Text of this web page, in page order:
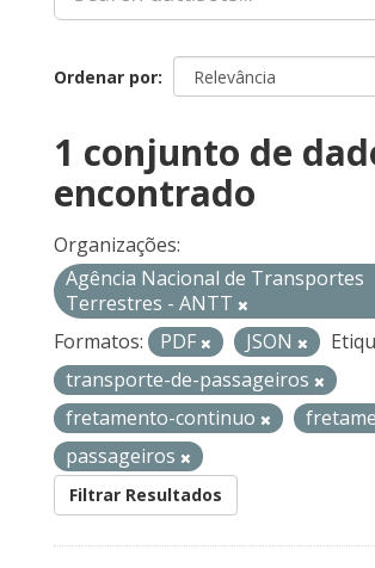
Ordenar por
1 conjunto de
encontrado
Organizações:
Agência Nacional de Transportes
Terrestres - ANTT
Formatos:
PDF JSON
transporte-de-passageiros
fretamento-continuo
passageiros
Filtrar Resultados